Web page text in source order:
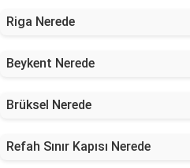
Riga Nerede
Beykent Nerede
Brüksel Nerede
Refah Sınır Kapısı Nerede